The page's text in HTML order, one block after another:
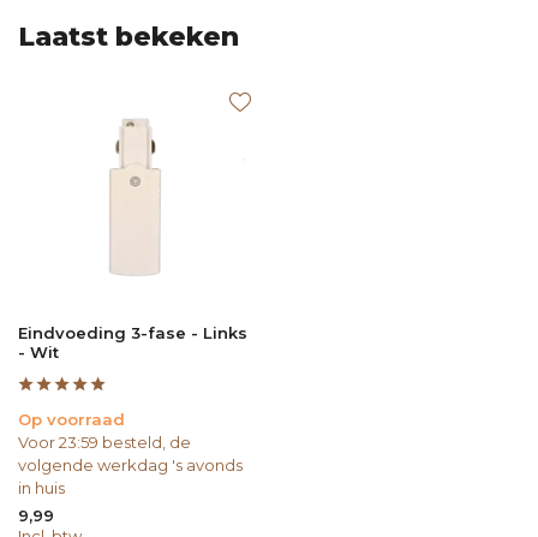
Laatst bekeken
Eindvoeding 3-fase - Links
- Wit
Op voorraad
Voor 23:59 besteld, de
volgende werkdag 's avonds
in huis
9,99